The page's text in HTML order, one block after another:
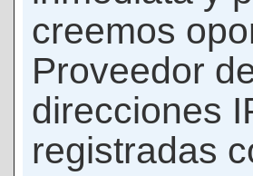
creemos
Proveedor
direcciones
registradas